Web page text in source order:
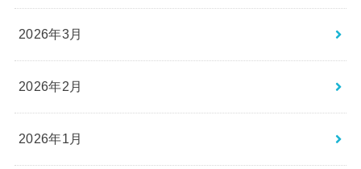
2026年3月
2026年2月
2026年1月